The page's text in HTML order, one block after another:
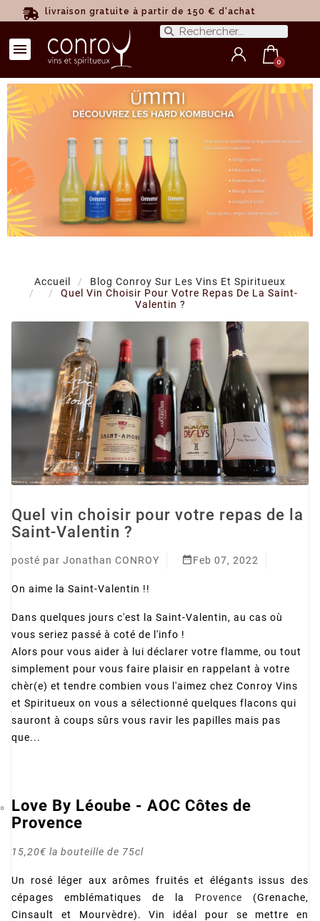
livraison gratuite à partir de 150 € d'achat
Accueil
Blog Conroy Sur Les Vins Et Spiritueux
Quel Vin Choisir Pour Votre Repas De La Saint-
Valentin ?
Quel vin choisir pour votre repas de la
Saint-Valentin ?
posté par Jonathan CONROY Feb 07, 2022
On aime la Saint-Valentin !!
Dans quelques jours c'est la Saint-Valentin, au cas où
vous seriez passé à coté de l'info !
Alors pour vous aider à lui déclarer votre flamme, ou tout
simplement pour vous faire plaisir en rappelant à votre
chèr(e) et tendre combien vous l'aimez chez Conroy Vins
et Spiritueux on vous a sélectionné quelques flacons qui
sauront à coups sûrs vous ravir les papilles mais pas
que...
Love By Léoube - AOC Côtes de
Provence
15,20€ la bouteille de 75cl
Un rosé léger aux arômes fruités et élégants issus des
cépages emblématiques de la Provence (Grenache,
Cinsault et Mourvèdre). Vin idéal pour se mettre en